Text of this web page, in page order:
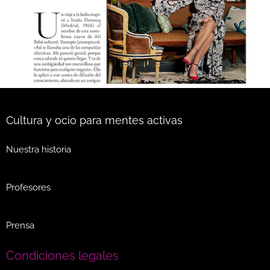
Cultura y ocio para mentes activas
Nuestra historia
Profesores
Prensa
Condiciones legales